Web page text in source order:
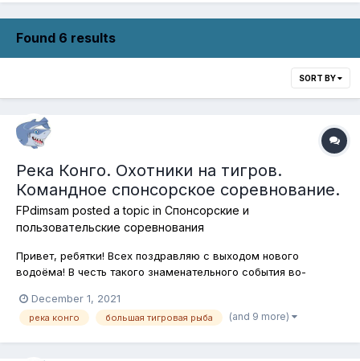
Found 6 results
SORT BY
Река Конго. Охотники на тигров.
Командное спонсорское соревнование.
FPdimsam posted a topic in Спонсорские и
пользовательские соревнования
Привет, ребятки! Всех поздравляю с выходом нового
водоёма! В честь такого знаменательного события во-
Конго, а во-вторых в этих соревнованиях участникам
победившей команды будет отправлено по 20 бейткоинов. Ну
December 1, 2021
река конго большая тигровая рыба (and 9 more)